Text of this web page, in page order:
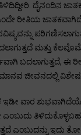
ದೈನಂದಿನ
ರೀತಿಯ
ಮತ್ತು
ಬದಲಾಗುತ್ತದೆ, ಈ
ಜೀವನದಲ್ಲಿ
ಇಡೀ ವಾರ
ಎಂಬುದನ್ನು ಇದು